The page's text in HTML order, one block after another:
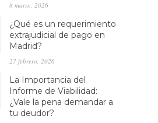
8 marzo, 2026
¿Qué es un requerimiento
extrajudicial de pago en
Madrid?
27 febrero, 2026
La Importancia del
Informe de Viabilidad:
¿Vale la pena demandar a
tu deudor?